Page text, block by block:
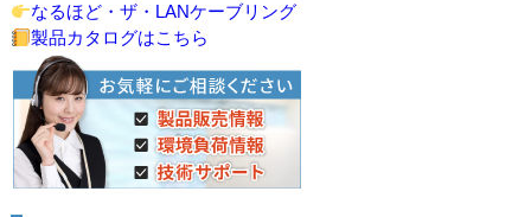
なるほど・ザ・LANケーブリング
製品カタログはこちら